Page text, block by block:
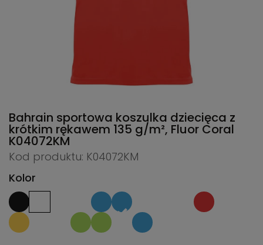
Bahrain sportowa koszulka dziecięca z
krótkim rękawem 135 g/m², Fluor Coral
K04072KM
Kod produktu: K04072KM
Kolor